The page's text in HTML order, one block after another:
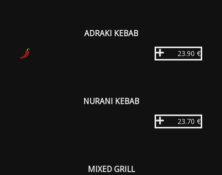
ADRAKI KEBAB
23.90 €
NURANI KEBAB
23.70 €
MIXED GRILL